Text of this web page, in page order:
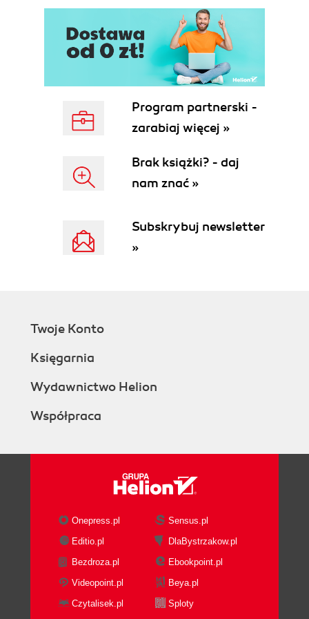
Program partnerski -
zarabiaj więcej »
Brak książki? - daj
nam znać »
Subskrybuj newsletter
»
Twoje Konto
Księgarnia
Wydawnictwo Helion
Współpraca
Onepress.pl
Sensus.pl
Editio.pl
DlaBystrzakow.pl
Bezdroza.pl
Ebookpoint.pl
Videopoint.pl
Beya.pl
Czytalisek.pl
Sploty